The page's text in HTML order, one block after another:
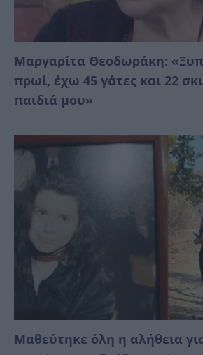
Μαργαρίτα Θεοδωράκη:
πρωί, έχω 45 γάτες και 22
παιδιά μου»
Μαθεύτηκε όλη η αλήθεια